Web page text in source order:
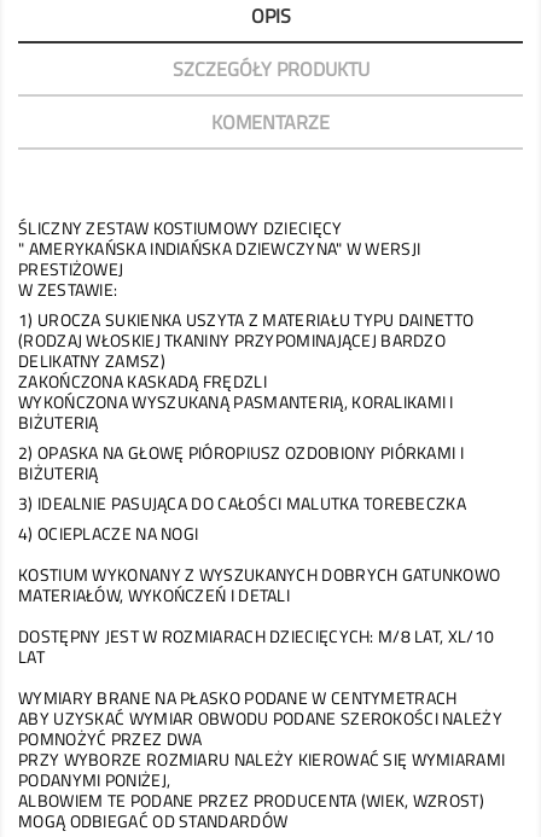
OPIS
SZCZEGÓŁY PRODUKTU
KOMENTARZE
ŚLICZNY ZESTAW KOSTIUMOWY DZIECIĘCY
" AMERYKAŃSKA INDIAŃSKA DZIEWCZYNA" W WERSJI
PRESTIŻOWEJ
W ZESTAWIE:
1) UROCZA SUKIENKA USZYTA Z MATERIAŁU TYPU DAINETTO
(RODZAJ WŁOSKIEJ TKANINY PRZYPOMINAJĄCEJ BARDZO
DELIKATNY ZAMSZ)
ZAKOŃCZONA KASKADĄ FRĘDZLI
WYKOŃCZONA WYSZUKANĄ PASMANTERIĄ, KORALIKAMI I
BIŻUTERIĄ
2) OPASKA NA GŁOWĘ PIÓROPIUSZ OZDOBIONY PIÓRKAMI I
BIŻUTERIĄ
3) IDEALNIE PASUJĄCA DO CAŁOŚCI MALUTKA TOREBECZKA
4) OCIEPLACZE NA NOGI
KOSTIUM WYKONANY Z WYSZUKANYCH DOBRYCH GATUNKOWO
MATERIAŁÓW, WYKOŃCZEŃ I DETALI
DOSTĘPNY JEST W ROZMIARACH DZIECIĘCYCH: M/8 LAT, XL/10
LAT
WYMIARY BRANE NA PŁASKO PODANE W CENTYMETRACH
ABY UZYSKAĆ WYMIAR OBWODU PODANE SZEROKOŚCI NALEŻY
POMNOŻYĆ PRZEZ DWA
PRZY WYBORZE ROZMIARU NALEŻY KIEROWAĆ SIĘ WYMIARAMI
PODANYMI PONIŻEJ,
ALBOWIEM TE PODANE PRZEZ PRODUCENTA (WIEK, WZROST)
MOGĄ ODBIEGAĆ OD STANDARDÓW